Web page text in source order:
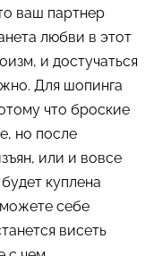
ваш партнер
любви в этот
и достучаться
Для шопинга
что броские
но после
или и вовсе
куплена
себе
висеть